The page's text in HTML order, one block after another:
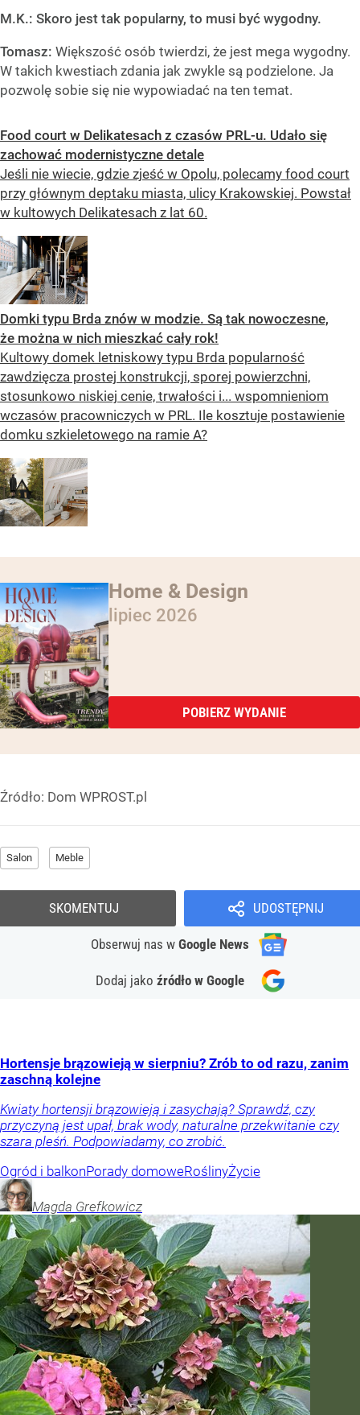
M.K.: Skoro jest tak popularny, to musi być wygodny.
Tomasz: Większość osób twierdzi, że jest mega wygodny.
W takich kwestiach zdania jak zwykle są podzielone. Ja
pozwolę sobie się nie wypowiadać na ten temat.
Food court w Delikatesach z czasów PRL-u. Udało się
zachować modernistyczne detale
Jeśli nie wiecie, gdzie zjeść w Opolu, polecamy food court
przy głównym deptaku miasta, ulicy Krakowskiej. Powstał
w kultowych Delikatesach z lat 60.
Domki typu Brda znów w modzie. Są tak nowoczesne,
że można w nich mieszkać cały rok!
Kultowy domek letniskowy typu Brda popularność
zawdzięcza prostej konstrukcji, sporej powierzchni,
stosunkowo niskiej cenie, trwałości i... wspomnieniom
wczasów pracowniczych w PRL. Ile kosztuje postawienie
domku szkieletowego na ramie A?
Home & Design
lipiec 2026
POBIERZ WYDANIE
Źródło: Dom WPROST.pl
Salon Meble
UDOSTĘPNIJ
Obserwuj nas w Google News
Dodaj jako źródło w Google
SKOMENTUJ
Hortensje brązowieją w sierpniu? Zrób to od razu, zanim
zaschną kolejne
Kwiaty hortensji brązowieją i zasychają? Sprawdź, czy
przyczyną jest upał, brak wody, naturalne przekwitanie czy
szara pleśń. Podpowiadamy, co zrobić.
Ogród i balkonPorady domoweRoślinyŻycie
Magda Grefkowicz